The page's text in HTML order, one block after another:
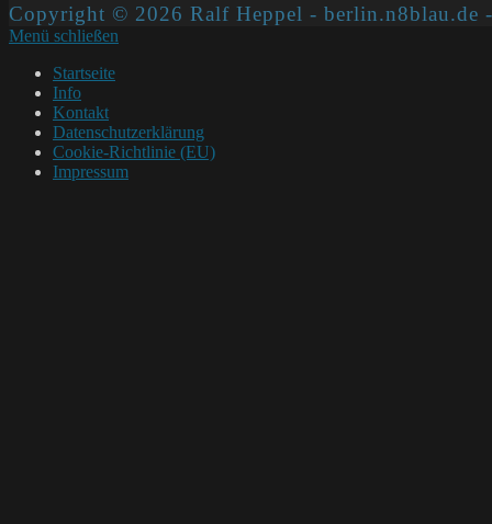
Copyright © 2026 Ralf Heppel - berlin.n8blau.de
Menü schließen
Startseite
Info
Kontakt
Datenschutzerklärung
Cookie-Richtlinie (EU)
Impressum